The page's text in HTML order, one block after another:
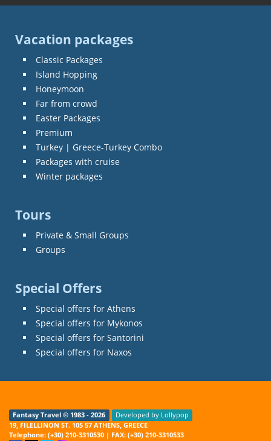
Vacation packages
Classic Packages
Island Hopping
Honeymoon
Far from crowd
Easter Packages
Premium
Turkey | Greece-Turkey Combo
Packages with cruise
Winter packages
Tours
Private & Small Groups
Groups
Special Offers
Special offers for Athens
Special offers for Mykonos
Special offers for Santorini
Special offers for Naxos
Fantasy Travel © 1983 - 2026 Developed by Lollypop
19, FILELLINON ST. 105 57 ATHENS, GREECE
Telephone: (+30) 210-3310530 | FAX: (+30) 210-3310533